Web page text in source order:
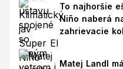
To najhoršie
Niño naberá
zahrievacie
Matej Landl